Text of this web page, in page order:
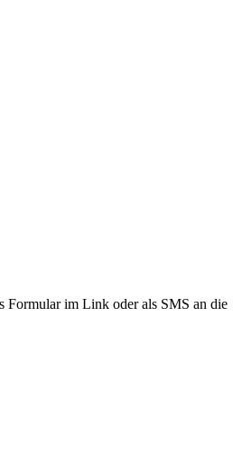
Formular im Link oder als SMS an die